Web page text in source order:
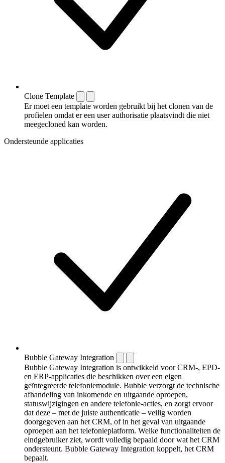
Clone Template
Er moet een template worden gebruikt bij het clonen van de
profielen omdat er een user authorisatie plaatsvindt die niet
meegecloned kan worden.
Ondersteunde applicaties
Bubble Gateway Integration
Bubble Gateway Integration is ontwikkeld voor CRM-, EPD-
en ERP-applicaties die beschikken over een eigen
geïntegreerde telefoniemodule. Bubble verzorgt de technische
afhandeling van inkomende en uitgaande oproepen,
statuswijzigingen en andere telefonie-acties, en zorgt ervoor
dat deze – met de juiste authenticatie – veilig worden
doorgegeven aan het CRM, of in het geval van uitgaande
oproepen aan het telefonieplatform. Welke functionaliteiten de
eindgebruiker ziet, wordt volledig bepaald door wat het CRM
ondersteunt. Bubble Gateway Integration koppelt, het CRM
bepaalt.